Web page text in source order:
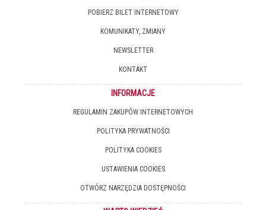
POBIERZ BILET INTERNETOWY
KOMUNIKATY, ZMIANY
NEWSLETTER
KONTAKT
INFORMACJE
REGULAMIN ZAKUPÓW INTERNETOWYCH
POLITYKA PRYWATNOŚCI
POLITYKA COOKIES
USTAWIENIA COOKIES
OTWÓRZ NARZĘDZIA DOSTĘPNOŚCI